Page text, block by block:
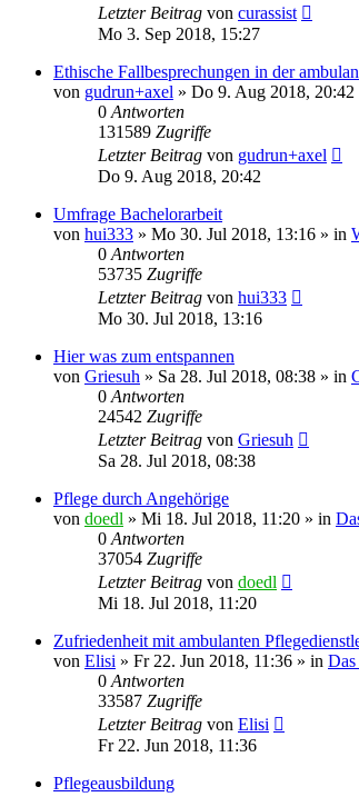
Letzter Beitrag von curassist
Mo 3. Sep 2018, 15:27
Ethische Fallbesprechungen in der
von gudrun+axel » Do 9. Aug 2018, 20:42
0 Antworten
131589 Zugriffe
Letzter Beitrag von gudrun+axel
Do 9. Aug 2018, 20:42
Umfrage Bachelorarbeit
von hui333 » Mo 30. Jul 2018, 13:16 » in
0 Antworten
53735 Zugriffe
Letzter Beitrag von hui333
Mo 30. Jul 2018, 13:16
Hier was zum entspannen
von Griesuh » Sa 28. Jul 2018, 08:38 » in
0 Antworten
24542 Zugriffe
Letzter Beitrag von Griesuh
Sa 28. Jul 2018, 08:38
Pflege durch Angehörige
von doedl » Mi 18. Jul 2018, 11:20 » in
0 Antworten
37054 Zugriffe
Letzter Beitrag von doedl
Mi 18. Jul 2018, 11:20
Zufriedenheit mit ambulanten
von Elisi » Fr 22. Jun 2018, 11:36 » in
0 Antworten
33587 Zugriffe
Letzter Beitrag von Elisi
Fr 22. Jun 2018, 11:36
Pflegeausbildung